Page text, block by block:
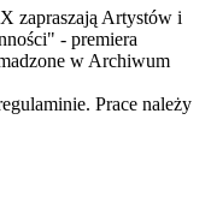
zapraszają Artystów i
- premiera
w Archiwum
Prace należy